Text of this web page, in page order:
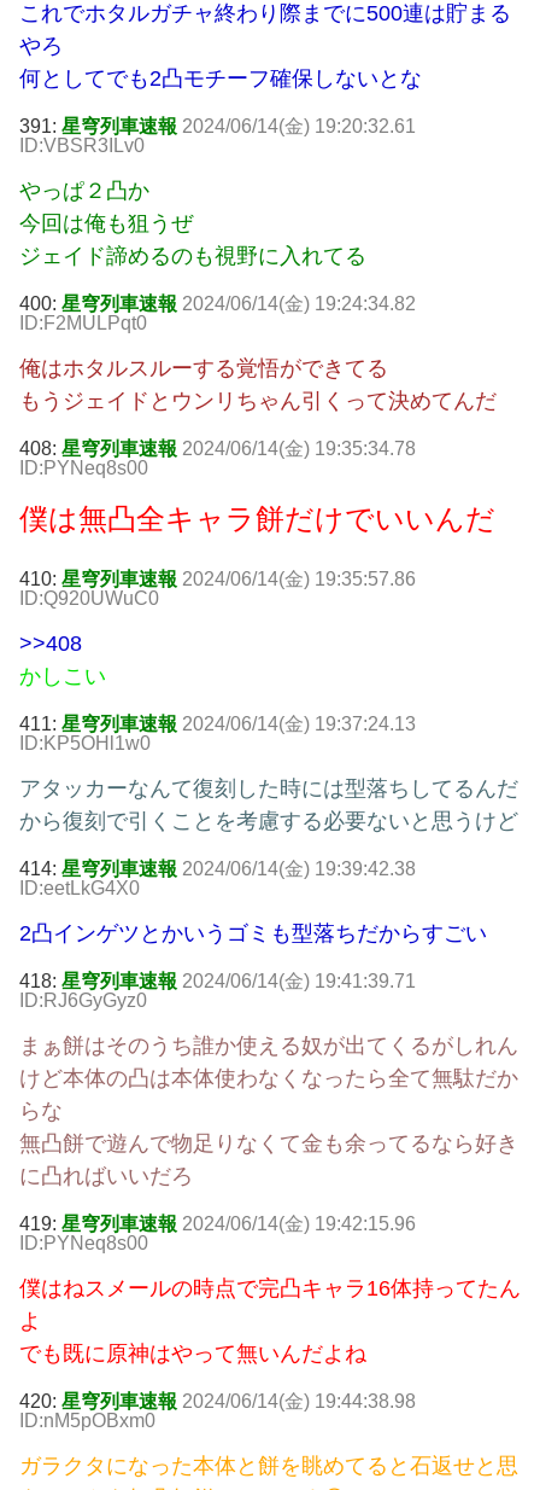
これでホタルガチャ終わり際までに500連は貯まる
やろ
何としてでも2凸モチーフ確保しないとな
391: 星穹列車速報 2024/06/14(金) 19:20:32.61
ID:VBSR3ILv0
やっぱ２凸か
今回は俺も狙うぜ
ジェイド諦めるのも視野に入れてる
400: 星穹列車速報 2024/06/14(金) 19:24:34.82
ID:F2MULPqt0
俺はホタルスルーする覚悟ができてる
もうジェイドとウンリちゃん引くって決めてんだ
408: 星穹列車速報 2024/06/14(金) 19:35:34.78
ID:PYNeq8s00
僕は無凸全キャラ餅だけでいいんだ
410: 星穹列車速報 2024/06/14(金) 19:35:57.86
ID:Q920UWuC0
>>408
かしこい
411: 星穹列車速報 2024/06/14(金) 19:37:24.13
ID:KP5OHl1w0
アタッカーなんて復刻した時には型落ちしてるんだ
から復刻で引くことを考慮する必要ないと思うけど
414: 星穹列車速報 2024/06/14(金) 19:39:42.38
ID:eetLkG4X0
2凸インゲツとかいうゴミも型落ちだからすごい
418: 星穹列車速報 2024/06/14(金) 19:41:39.71
ID:RJ6GyGyz0
まぁ餅はそのうち誰か使える奴が出てくるがしれん
けど本体の凸は本体使わなくなったら全て無駄だか
らな
無凸餅で遊んで物足りなくて金も余ってるなら好き
に凸ればいいだろ
419: 星穹列車速報 2024/06/14(金) 19:42:15.96
ID:PYNeq8s00
僕はねスメールの時点で完凸キャラ16体持ってたん
よ
でも既に原神はやって無いんだよね
420: 星穹列車速報 2024/06/14(金) 19:44:38.98
ID:nM5pOBxm0
ガラクタになった本体と餅を眺めてると石返せと思